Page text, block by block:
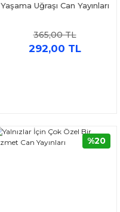
Yaşama Uğraşı Can Yayınları
365,00 TL
292,00 TL
%20